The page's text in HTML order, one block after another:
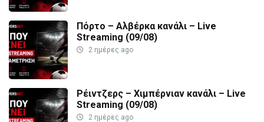
Πόρτο – Αλβέρκα κανάλι – Live
Streaming (09/08)
2 ημέρες ago
Ρέιντζερς – Χιμπέρνιαν κανάλι – Live
Streaming (09/08)
2 ημέρες ago